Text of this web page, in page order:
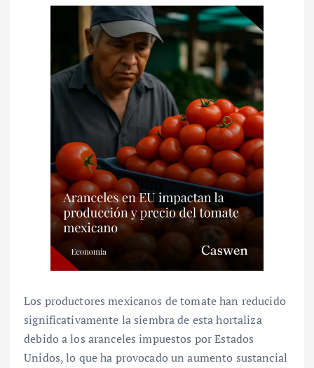
Los productores mexicanos de tomate han reducido
significativamente la siembra de esta hortaliza
debido a los aranceles impuestos por Estados
Unidos, lo que ha provocado un aumento sustancial